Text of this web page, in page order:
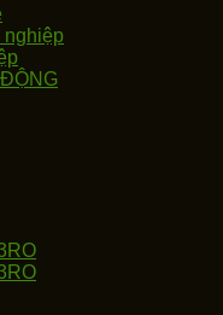
nghiệp